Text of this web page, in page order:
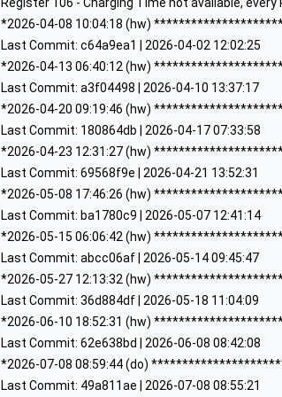
*2026-04-08 10:04:18 (hw)
Last Commit: c64a9ea1 | 2026-04-02 12:02:25
*2026-04-13 06:40:12 (hw)
Last Commit: a3f04498 | 2026-04-10 13:37:17
*2026-04-20 09:19:46 (hw)
Last Commit: 180864db | 2026-04-17 07:33:58
*2026-04-23 12:31:27 (hw)
Last Commit: 69568f9e | 2026-04-21 13:52:31
*2026-05-08 17:46:26 (hw)
Last Commit: ba1780c9 | 2026-05-07 12:41:14
*2026-05-15 06:06:42 (hw)
Last Commit: abcc06af | 2026-05-14 09:45:47
*2026-05-27 12:13:32 (hw)
Last Commit: 36d884df | 2026-05-18 11:04:09
*2026-06-10 18:52:31 (hw)
Last Commit: 62e638bd | 2026-06-08 08:42:08
*2026-07-08 08:59:44 (do)
Last Commit: 49a811ae | 2026-07-08 08:55:21